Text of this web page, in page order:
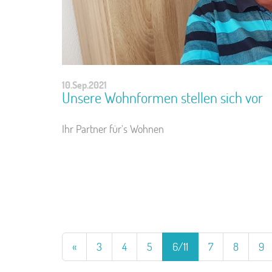
10.Sep.2021
Unsere Wohnformen stellen sich vor
Ihr Partner für's Wohnen
« 3 4 5 6/11 7 8 9